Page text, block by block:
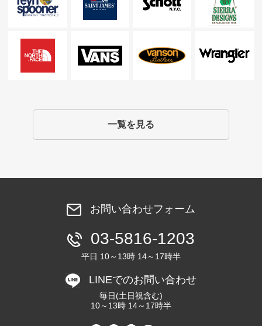
一覧を見る
お問い合わせフォーム
03-5816-1203
平日 10～13時 14～17時半
LINEでのお問い合わせ
毎日(土日祝含む)
10～13時 14～17時半